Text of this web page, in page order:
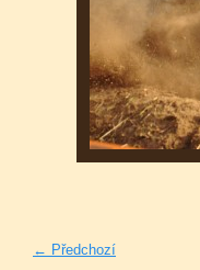
← Předchozí